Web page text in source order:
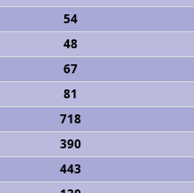
54
48
67
81
718
390
443